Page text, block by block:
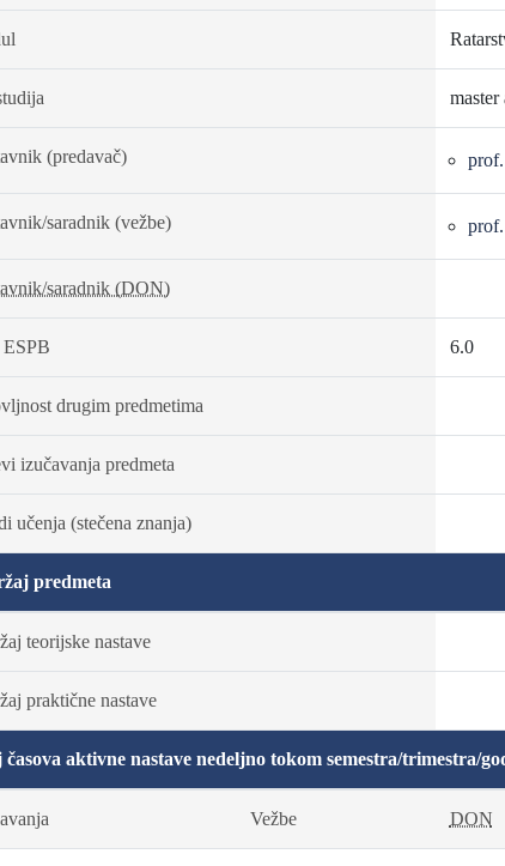
master
(predavač)
saradnik (vežbe)
saradnik (DON)
6.0
drugim predmetima
izučavanja predmeta
učenja (stečena znanja)
predmeta
teorijske nastave
praktične nastave
aktivne nastave nedeljno tokom semestra/trimestra/
Vežbe DON